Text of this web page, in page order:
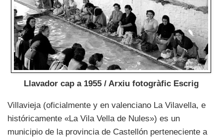
Llavador cap a 1955 / Arxiu fotogràfic Escrig
Villavieja (oficialmente y en valenciano La Vilavella, e
históricamente «La Vila Vella de Nules») es un
municipio de la provincia de Castellón perteneciente a